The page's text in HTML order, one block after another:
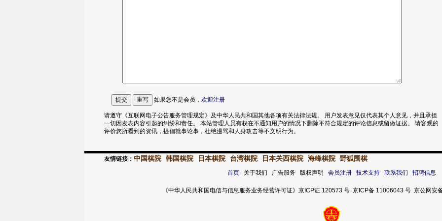
如果您不是会员， 欢迎注册
请遵守《互联网电子公告服务管理规定》及中华人民共和国其他各项有关法律法规。 用户发表意见仅代表其个人意见，并且承担
一切因发表内容引起的纠纷和责任。 本站管理人员有权在不通知用户的情况下删除不符合规定的评论信息或留做证据。 请客观的
评价您所看到的资讯，提倡就事论事，杜绝漫骂和人身攻击等不文明行为。
友情链接： 中国棋院 韩国棋院 日本棋院 台湾棋院 日本关西棋院 海峰棋院 野狐围棋
首页关于我们 广告服务 版权声明 会员注册 技术支持 联系我们 招聘信息
《中华人民共和国电信与信息服务业务经营许可证》京ICP证 120573 号 京ICP备 11006043 号 京公网安